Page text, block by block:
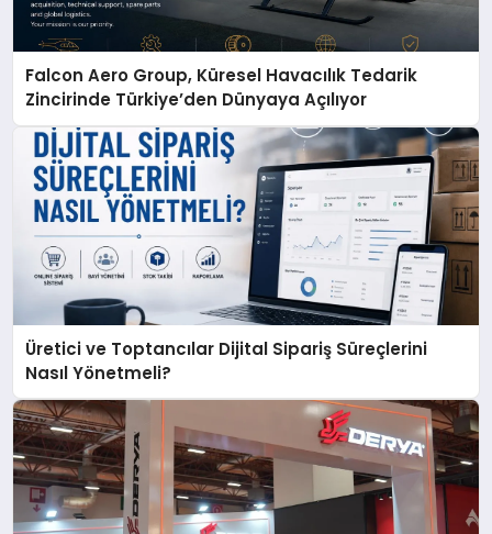
Falcon Aero Group, Küresel Havacılık Tedarik
Zincirinde Türkiye’den Dünyaya Açılıyor
Üretici ve Toptancılar Dijital Sipariş Süreçlerini
Nasıl Yönetmeli?